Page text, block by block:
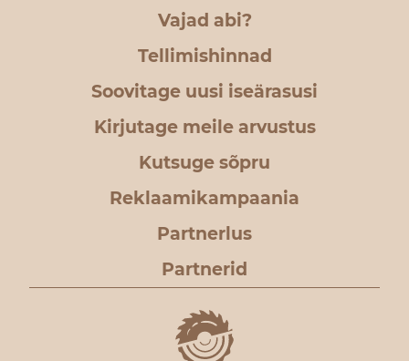
Vajad abi?
Tellimishinnad
Soovitage uusi iseärasusi
Kirjutage meile arvustus
Kutsuge sõpru
Reklaamikampaania
Partnerlus
Partnerid